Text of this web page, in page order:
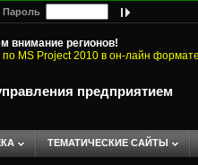
Пароль
внимание регионов!
по MS Project 2010 в он-лайн
предприятием
ТЕМАТИЧЕСКИЕ САЙТЫ